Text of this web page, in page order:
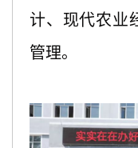
计、现代农业
管理。